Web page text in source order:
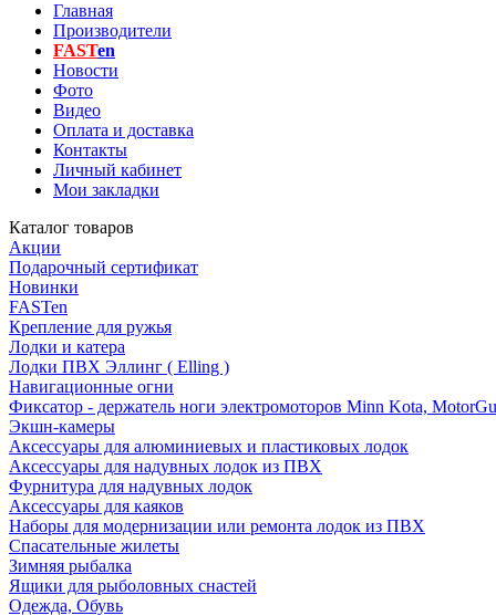
Главная
Производители
FASTen
Новости
Фото
Видео
Оплата и доставка
Контакты
Личный кабинет
Мои закладки
Каталог товаров
Акции
Подарочный сертификат
Новинки
FASTen
Крепление для ружья
Лодки и катера
Лодки ПВХ Эллинг ( Elling )
Навигационные огни
Фиксатор - держатель ноги электромоторов Minn Kota,
Экшн-камеры
Аксессуары для алюминиевых и пластиковых лодок
Аксессуары для надувных лодок из ПВХ
Фурнитура для надувных лодок
Аксессуары для каяков
Наборы для модернизации или ремонта лодок из ПВХ
Спасательные жилеты
Зимняя рыбалка
Ящики для рыболовных снастей
Одежда, Обувь